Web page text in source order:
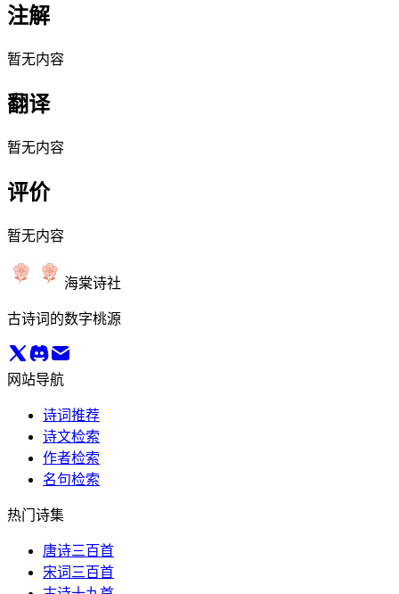
注解
暂无内容
翻译
暂无内容
评价
暂无内容
海棠诗社
古诗词的数字桃源
网站导航
诗词推荐
诗文检索
作者检索
名句检索
热门诗集
唐诗三百首
宋词三百首